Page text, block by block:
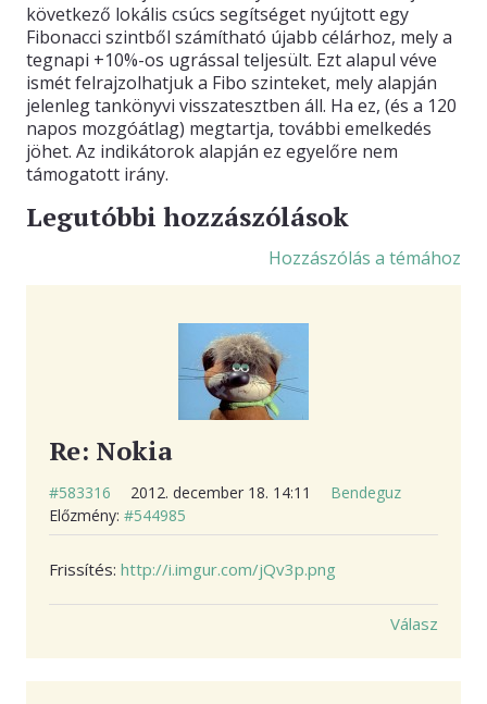
következő lokális csúcs segítséget nyújtott egy
Fibonacci szintből számítható újabb célárhoz, mely a
tegnapi +10%-os ugrással teljesült. Ezt alapul véve
ismét felrajzolhatjuk a Fibo szinteket, mely alapján
jelenleg tankönyvi visszatesztben áll. Ha ez, (és a 120
napos mozgóátlag) megtartja, további emelkedés
jöhet. Az indikátorok alapján ez egyelőre nem
támogatott irány.
Legutóbbi hozzászólások
Hozzászólás a témához
Re: Nokia
#583316 2012. december 18. 14:11
Bendeguz
Előzmény: #544985
Frissítés: http://i.imgur.com/jQv3p.png
Válasz